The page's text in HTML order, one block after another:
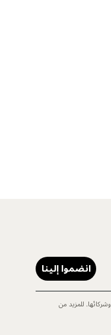
انضموا إلينا
للمزيد من